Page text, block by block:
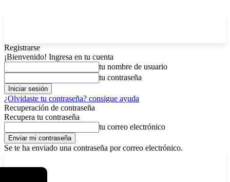
Registrarse
¡Bienvenido! Ingresa en tu cuenta
tu nombre de usuario
tu contraseña
¿Olvidaste tu contraseña? consigue ayuda
Recuperación de contraseña
Recupera tu contraseña
tu correo electrónico
Se te ha enviado una contraseña por correo electrónico.